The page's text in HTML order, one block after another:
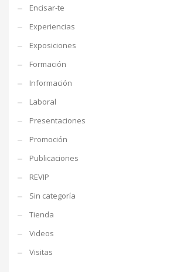
Encisar-te
Experiencias
Exposiciones
Formación
Información
Laboral
Presentaciones
Promoción
Publicaciones
REVIP
Sin categoría
Tienda
Videos
Visitas